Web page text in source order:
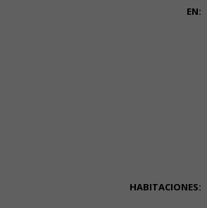
EN:
HABITACIONES: